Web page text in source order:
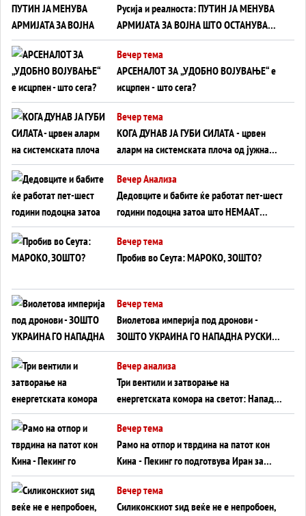
Русија и реалноста: ПУТИН ЈА МЕНУВА
АРМИЈАТА ЗА ВОЈНА ШТО ОСТАНУВА
БЕЗ ФРОНТ
Вечер тема
АРСЕНАЛОТ ЗА „УДОБНО ВОЈУВАЊЕ“ е
исцрпен - што сега?
Вечер тема
КОГА ДУНАВ ЈА ГУБИ СИЛАТА - црвен
аларм на системската плоча од јужна
Германија до Црното Море...
Вечер Анализа
Дедовците и бабите ќе работат пет-шест
години подоцна затоа што НЕМААТ
ВНУЦИ ДА ГИ ЗАМЕНАТ
Вечер тема
Пробив во Сеута: МАРОКО, ЗОШТО?
Вечер тема
Виолетова империја под дронови -
ЗОШТО УКРАИНА ГО НАПАДНА РУСКИОТ
WILDBERRIES
Вечер анализа
Три вентили и затворање на
енергетската комора на светот: Нападот
во Суец најавува глобален енергетски
инфаркт?
Вечер тема
Рамо на отпор и тврдина на патот кон
Кина - Пекинг го подготвува Иран за
американска копнена инвазија
Вечер тема
Силиконскиот ѕид веќе не е непробоен,